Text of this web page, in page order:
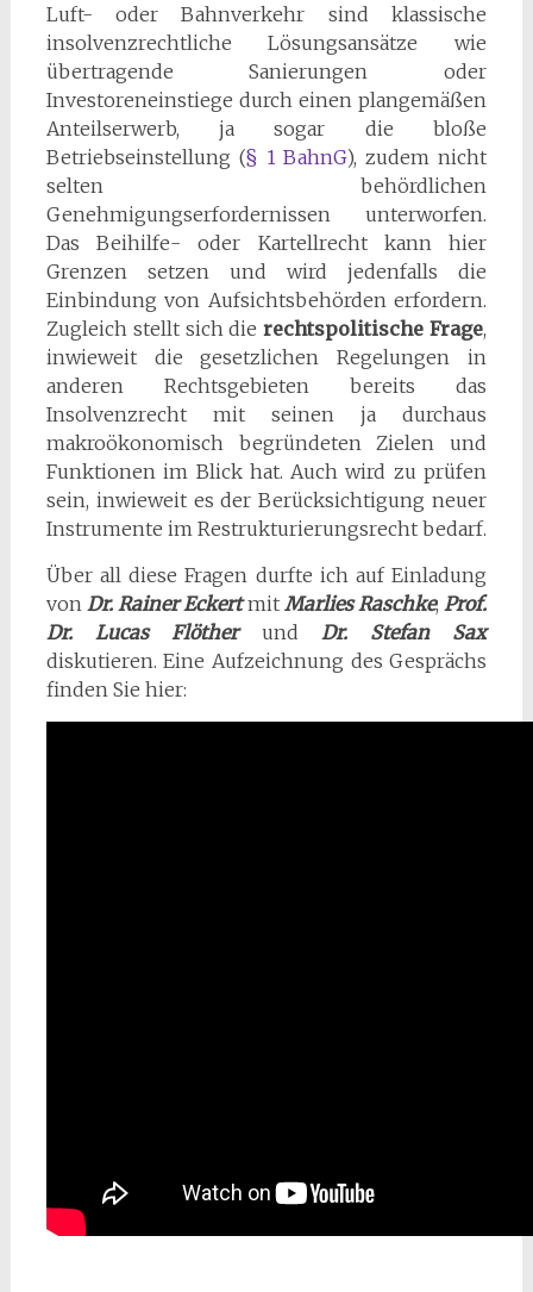
Luft- oder Bahnverkehr sind klassische
insolvenzrechtliche Lösungsansätze wie
übertragende Sanierungen oder
Investoreneinstiege durch einen plangemäßen
Anteilserwerb, ja sogar die bloße
Betriebseinstellung (§ 1 BahnG), zudem nicht
selten behördlichen
Genehmigungserfordernissen unterworfen.
Das Beihilfe- oder Kartellrecht kann hier
Grenzen setzen und wird jedenfalls die
Einbindung von Aufsichtsbehörden erfordern.
Zugleich stellt sich dierechtspolitische Frage,
inwieweit die gesetzlichen Regelungen in
anderen Rechtsgebieten bereits das
Insolvenzrecht mit seinen ja durchaus
makroökonomisch begründeten Zielen und
Funktionen im Blick hat. Auch wird zu prüfen
sein, inwieweit es der Berücksichtigung neuer
Instrumente im Restrukturierungsrecht bedarf.
Über all diese Fragen durfte ich auf Einladung
vonDr. Rainer Eckertmit Marlies Raschke,Prof.
Dr. Lucas Flöther
und Dr. Stefan Sax
diskutieren. Eine Aufzeichnung des Gesprächs
finden Sie hier: